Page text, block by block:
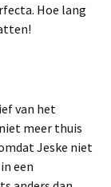
Hoe lang
van het
meer thuis
Jeske niet
een